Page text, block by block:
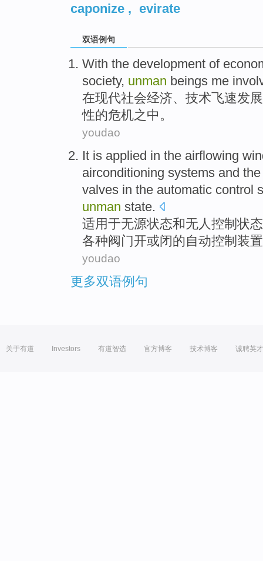
caponize , evirate
双语例句
With the development of
society, unman beings me
在现代社会经济、 技术飞速发展
性的危机之中 。
youdao
It is applied in the airflowing
airconditioning systems and
valves in the automatic control
unman state.
适用于无源状态和无人控制 状
各种阀门开或闭的 自动控制 装置
youdao
更多双语例句
关于有道 Investors 有道智选 官方博客 技术博客 诚聘英才